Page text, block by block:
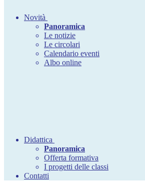
Novità
Panoramica
Le notizie
Le circolari
Calendario eventi
Albo online
Didattica
Panoramica
Offerta formativa
I progetti delle classi
Contatti